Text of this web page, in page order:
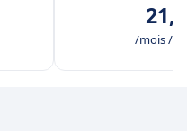
/mois /